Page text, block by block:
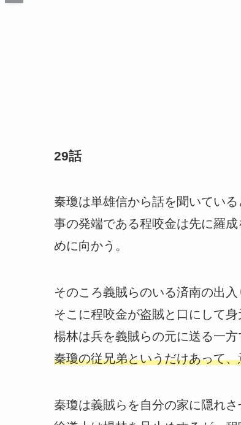
29話
秦瓊は単雄信から話を聞いてい
事の発端である程咬金は先に羅
めに向かう。
そのころ義賊らのいる済南の出入
そこに程咬金が盗賊と口にして身
楊林は兵を義賊らの元に送る一
秦瓊の従兄弟というだけあって
秦瓊は義賊らを自分の家に隠れ